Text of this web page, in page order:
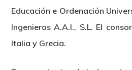
Educación e Ordenación
Ingenieros A.A.I., S.L. El
Italia y Grecia.